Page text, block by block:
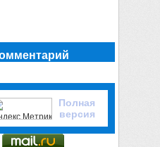
Полная
версия